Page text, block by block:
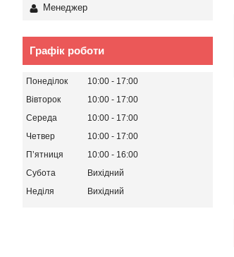
Менеджер
Графік роботи
Понеділок 10:00
17:00
Вівторок
10:00
17:00
Середа
10:00
17:00
Четвер
10:00
17:00
Пʼятниця
10:00
16:00
Субота
Вихідний
Неділя
Вихідний